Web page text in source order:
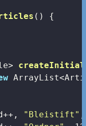
()
{
"Bleistift"